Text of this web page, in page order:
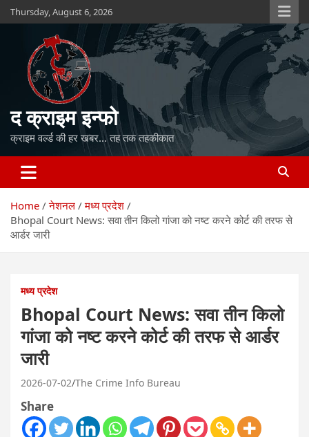
Skip
to
Thursday, August 6, 2026
द क्राइम इन्फो
क्राइम वर्ल्ड की हर खबर… तह तक तहकीकात
Home नेशनल
मध्य प्रदेश
Bhopal Court News: सवा तीन किलो गांजा को नष्ट करने कोर्ट की तरफ से
आर्डर जारी
मध्य प्रदेश
Bhopal Court News: सवा तीन किलो
गांजा को नष्ट करने कोर्ट की तरफ से आर्डर
जारी
2026-07-02 The Crime Info Bureau
Share